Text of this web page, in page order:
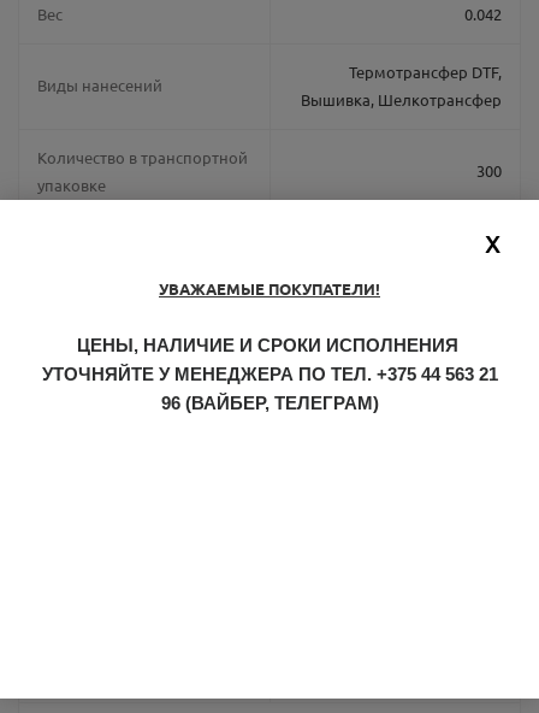
Вес 0.042
Виды нанесений
Термотрансфер DTF,
Вышивка, Шелкотрансфер
Количество в транспортной
упаковке
300
100 % хлопок, плотность
X
УВАЖАЕМЫЕ ПОКУПАТЕЛИ!
ЦЕНЫ, НАЛИЧИЕ И СРОКИ ИСПОЛНЕНИЯ
УТОЧНЯЙТЕ У МЕНЕДЖЕРА ПО ТЕЛ. +375 44 563 21
96(ВАЙБЕР, ТЕЛЕГРАМ)